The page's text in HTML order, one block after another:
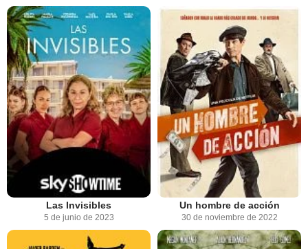
Las Invisibles
5 de junio de 2023
Un hombre de acción
30 de noviembre de 2022